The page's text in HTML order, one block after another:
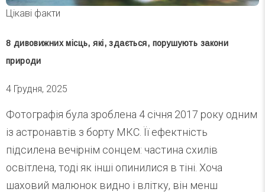
Цікаві факти
8 дивовижних місць, які, здається, порушують закони
природи
4 Грудня, 2025
Фотографія була зроблена 4 січня 2017 року одним
із астронавтів з борту МКС. Її ефектність
підсилена вечірнім сонцем: частина схилів
освітлена, тоді як інші опинилися в тіні. Хоча
шаховий малюнок видно і влітку, він менш